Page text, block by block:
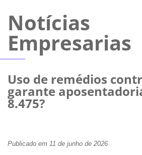
Notícias
Empresarias
Uso de remédios
garante
8.475?
Publicado em 11 de junho de 2026